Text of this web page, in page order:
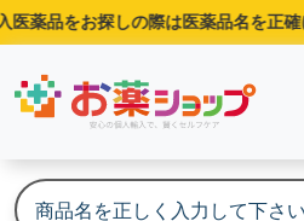
薬品をお探しの際は医薬品名を正確